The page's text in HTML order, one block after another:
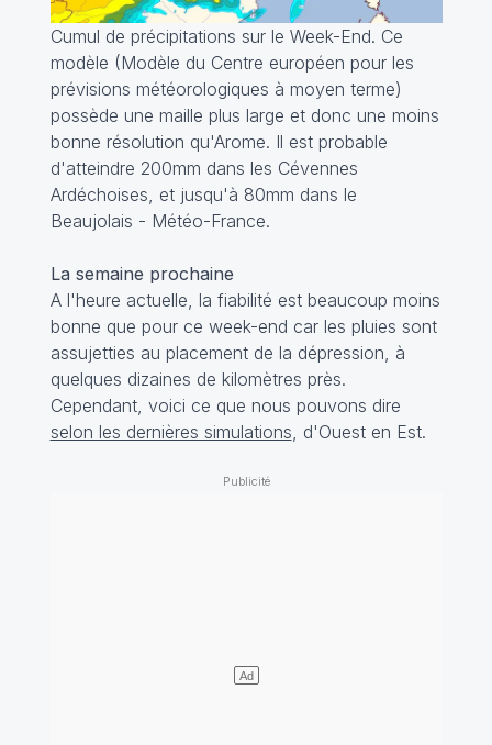
Cumul de précipitations sur le Week-End. Ce
modèle (Modèle du Centre européen pour les
prévisions météorologiques à moyen terme)
possède une maille plus large et donc une moins
bonne résolution qu'Arome. Il est probable
d'atteindre 200mm dans les Cévennes
Ardéchoises, et jusqu'à 80mm dans le
Beaujolais - Météo-France.
La semaine prochaine
A l'heure actuelle, la fiabilité est beaucoup moins
bonne que pour ce week-end car les pluies sont
assujetties au placement de la dépression, à
quelques dizaines de kilomètres près.
Cependant, voici ce que nous pouvons dire
selon les dernières simulations, d'Ouest en Est.